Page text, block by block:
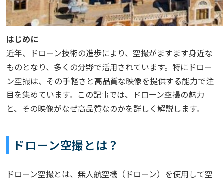
はじめに
近年、ドローン技術の進歩により、空撮がますます身近な
ものとなり、多くの分野で活用されています。特にドロー
ン空撮は、その手軽さと高品質な映像を提供する能力で注
目を集めています。この記事では、ドローン空撮の魅力
と、その映像がなぜ高品質なのかを詳しく解説します。
ドローン空撮とは？
ドローン空撮とは、無人航空機（ドローン）を使用して空